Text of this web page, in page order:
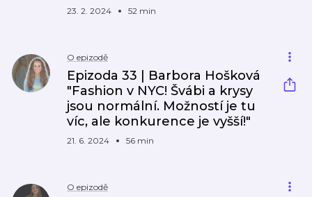
23. 2. 2024 52 min
O epizodě
Epizoda 33 | Barbora Hošková
"Fashion v NYC! Švábi a krysy
jsou normální. Možností je tu
víc, ale konkurence je vyšší!"
21. 6. 2024 56 min
O epizodě